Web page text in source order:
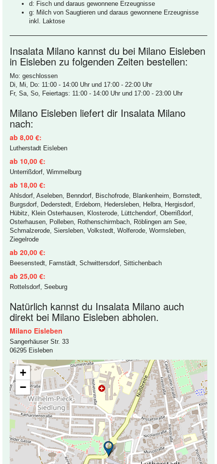
d: Fisch und daraus gewonnene Erzeugnisse
g: Milch von Saugtieren und daraus gewonnene Erzeugnisse
inkl. Laktose
Insalata Milano kannst du bei Milano Eisleben
in Eisleben zu folgenden Zeiten bestellen:
Mo: geschlossen
Di, Mi, Do: 11:00 - 14:00 Uhr und 17:00 - 22:00 Uhr
Fr, Sa, So, Feiertags: 11:00 - 14:00 Uhr und 17:00 - 23:00 Uhr
Milano Eisleben liefert dir Insalata Milano
nach:
ab 8,00 €:
Lutherstadt Eisleben
ab 10,00 €:
Unterrißdorf, Wimmelburg
ab 18,00 €:
Ahlsdorf, Aseleben, Benndorf, Bischofrode, Blankenheim, Bornstedt,
Burgsdorf, Dederstedt, Erdeborn, Hedersleben, Helbra, Hergisdorf,
Hübitz, Klein Osterhausen, Klosterode, Lüttchendorf, Oberrißdorf,
Osterhausen, Polleben, Rothenschirmbach, Röblingen am See,
Schmalzerode, Siersleben, Volkstedt, Wolferode, Wormsleben,
Ziegelrode
ab 20,00 €:
Beesenstedt, Farnstädt, Schwittersdorf, Sittichenbach
ab 25,00 €:
Rottelsdorf, Seeburg
Natürlich kannst du Insalata Milano auch
direkt bei Milano Eisleben abholen.
Milano Eisleben
Sangerhäuser Str. 33
06295 Eisleben
+
−